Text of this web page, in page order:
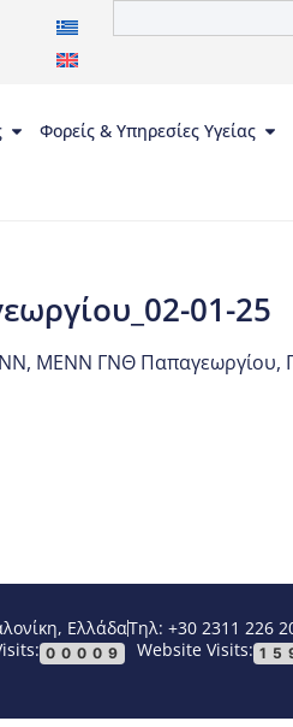
Φορείς & Υπηρεσίες Υγείας
01-25
, ΜΕΝΝ ΓΝΘ Παπαγεωργίου,
ΕλλάδαΤηλ: +30 2311 226
00009 Website Visits: